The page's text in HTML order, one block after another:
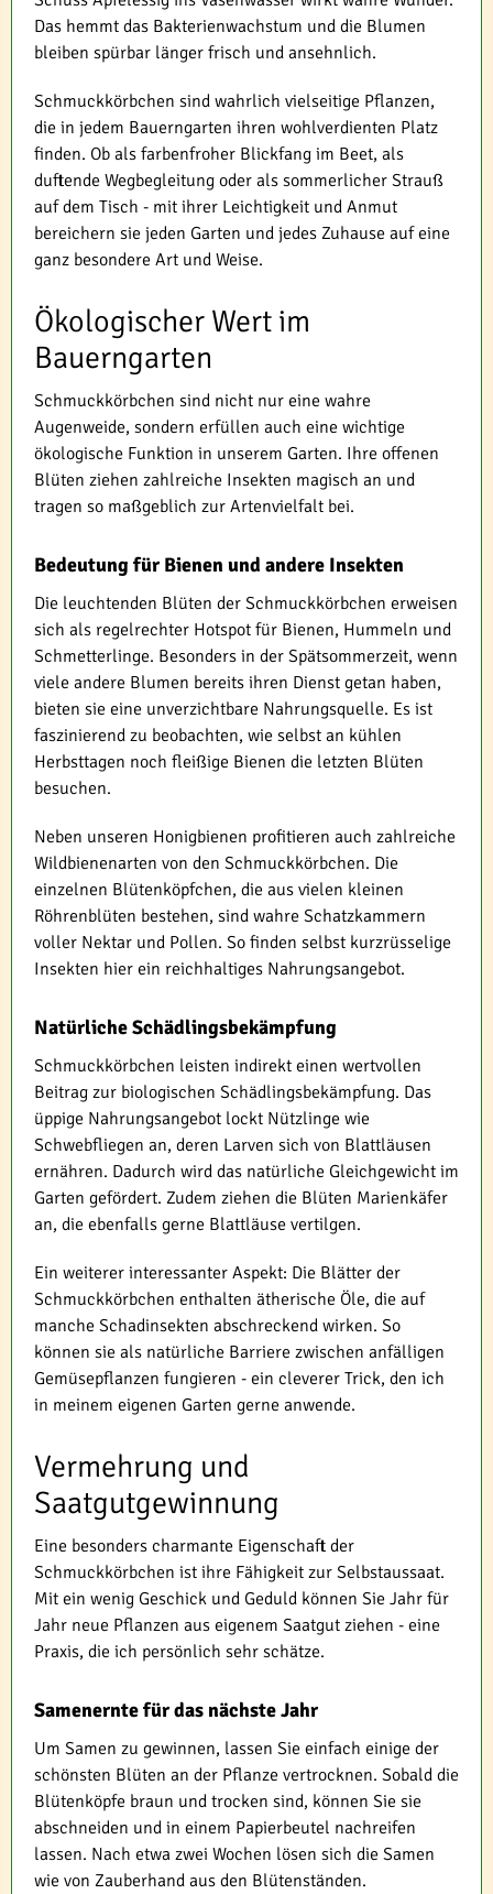
Das hemmt das Bakterienwachstum und die Blumen
bleiben spürbar länger frisch und ansehnlich.
Schmuckkörbchen sind wahrlich vielseitige Pflanzen,
die in jedem Bauerngarten ihren wohlverdienten Platz
finden. Ob als farbenfroher Blickfang im Beet, als
duftende Wegbegleitung oder als sommerlicher Strauß
auf dem Tisch - mit ihrer Leichtigkeit und Anmut
bereichern sie jeden Garten und jedes Zuhause auf eine
ganz besondere Art und Weise.
Ökologischer Wert im
Bauerngarten
Schmuckkörbchen sind nicht nur eine wahre
Augenweide, sondern erfüllen auch eine wichtige
ökologische Funktion in unserem Garten. Ihre offenen
Blüten ziehen zahlreiche Insekten magisch an und
tragen so maßgeblich zur Artenvielfalt bei.
Bedeutung für Bienen und andere Insekten
Die leuchtenden Blüten der Schmuckkörbchen erweisen
sich als regelrechter Hotspot für Bienen, Hummeln und
Schmetterlinge. Besonders in der Spätsommerzeit, wenn
viele andere Blumen bereits ihren Dienst getan haben,
bieten sie eine unverzichtbare Nahrungsquelle. Es ist
faszinierend zu beobachten, wie selbst an kühlen
Herbsttagen noch fleißige Bienen die letzten Blüten
besuchen.
Neben unseren Honigbienen profitieren auch zahlreiche
Wildbienenarten von den Schmuckkörbchen. Die
einzelnen Blütenköpfchen, die aus vielen kleinen
Röhrenblüten bestehen, sind wahre Schatzkammern
voller Nektar und Pollen. So finden selbst kurzrüsselige
Insekten hier ein reichhaltiges Nahrungsangebot.
Natürliche Schädlingsbekämpfung
Schmuckkörbchen leisten indirekt einen wertvollen
Beitrag zur biologischen Schädlingsbekämpfung. Das
üppige Nahrungsangebot lockt Nützlinge wie
Schwebfliegen an, deren Larven sich von Blattläusen
ernähren. Dadurch wird das natürliche Gleichgewicht im
Garten gefördert. Zudem ziehen die Blüten Marienkäfer
an, die ebenfalls gerne Blattläuse vertilgen.
Ein weiterer interessanter Aspekt: Die Blätter der
Schmuckkörbchen enthalten ätherische Öle, die auf
manche Schadinsekten abschreckend wirken. So
können sie als natürliche Barriere zwischen anfälligen
Gemüsepflanzen fungieren - ein cleverer Trick, den ich
in meinem eigenen Garten gerne anwende.
Vermehrung und
Saatgutgewinnung
Eine besonders charmante Eigenschaft der
Schmuckkörbchen ist ihre Fähigkeit zur Selbstaussaat.
Mit ein wenig Geschick und Geduld können Sie Jahr für
Jahr neue Pflanzen aus eigenem Saatgut ziehen - eine
Praxis, die ich persönlich sehr schätze.
Samenernte für das nächste Jahr
Um Samen zu gewinnen, lassen Sie einfach einige der
schönsten Blüten an der Pflanze vertrocknen. Sobald die
Blütenköpfe braun und trocken sind, können Sie sie
abschneiden und in einem Papierbeutel nachreifen
lassen. Nach etwa zwei Wochen lösen sich die Samen
wie von Zauberhand aus den Blütenständen.